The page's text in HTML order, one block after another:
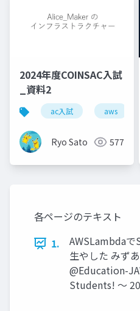
2024年度COINSAC入試
_資料2
ac入試 aws
Ryo Sato 577
各ページのテキスト
1.
AWSLambdaで
生やした みず
@Education-
Students! ～